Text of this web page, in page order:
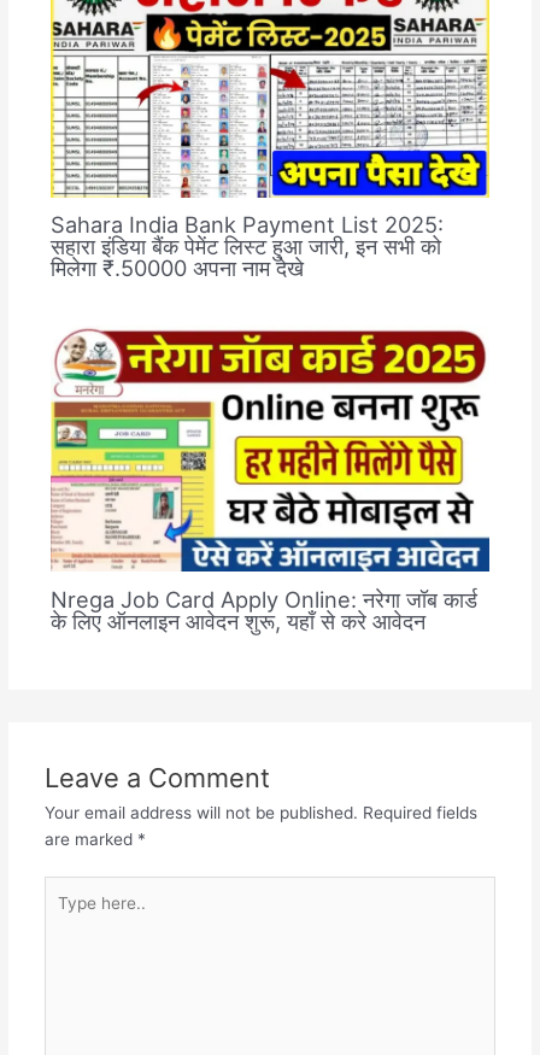
Sahara India Bank Payment List 2025:
सहारा इंडिया बैंक पेमेंट लिस्ट हुआ जारी, इन सभी को
मिलेगा ₹.50000 अपना नाम देखे
Nrega Job Card Apply Online: नरेगा जॉब कार्ड
के लिए ऑनलाइन आवेदन शुरू, यहाँ से करे आवेदन
Leave a Comment
Your email address will not be published. Required fields
are marked *
here..